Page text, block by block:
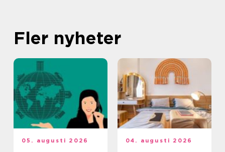
Fler nyheter
05. augusti 2026 04. augusti 2026